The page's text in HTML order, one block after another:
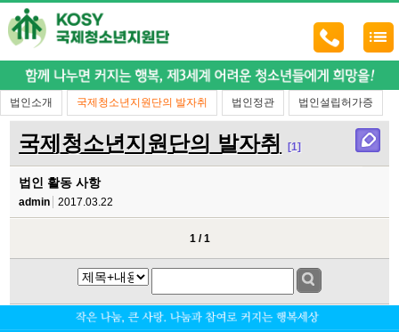
법인소개 국제청소년지원단의 발자취 법인정관 법인설립허가증
국제청소년지원단의 발자취 [1]
법인 활동 사항
admin 2017.03.22
1 / 1